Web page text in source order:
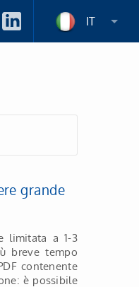
IT
grande
limitata a 1-3
breve tempo
contenente
è possibile